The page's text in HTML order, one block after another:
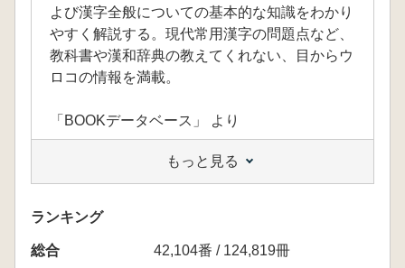
よび漢字全般についての基本的な知識をわかり
やすく解説する。現代常用漢字の問題点など、
教科書や漢和辞典の教えてくれない、目からウ
ロコの情報を満載。
「BOOKデータベース」 より
もっと見る
ランキング
総合
42,104番 / 124,819冊